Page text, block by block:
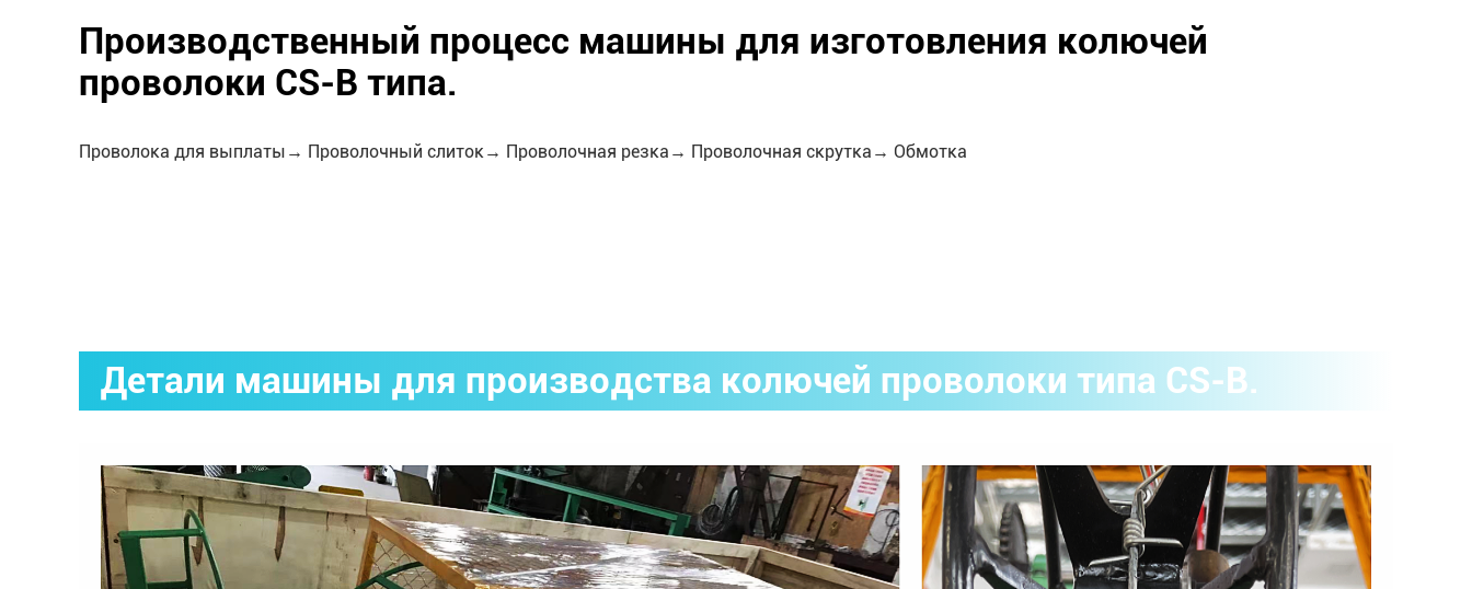
Производственный процесс машины для изготовления колючей
проволоки CS-B типа.
Проволока для выплаты→ Проволочный слиток→ Проволочная резка→ Проволочная скрутка→ Обмотка
Детали машины для производства колючей проволоки типа CS-B.